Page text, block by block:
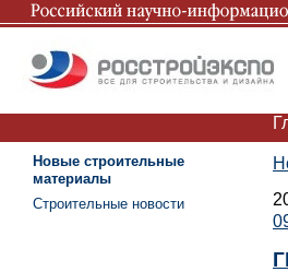
Вы
Новые строительные
материалы
Строительные новости